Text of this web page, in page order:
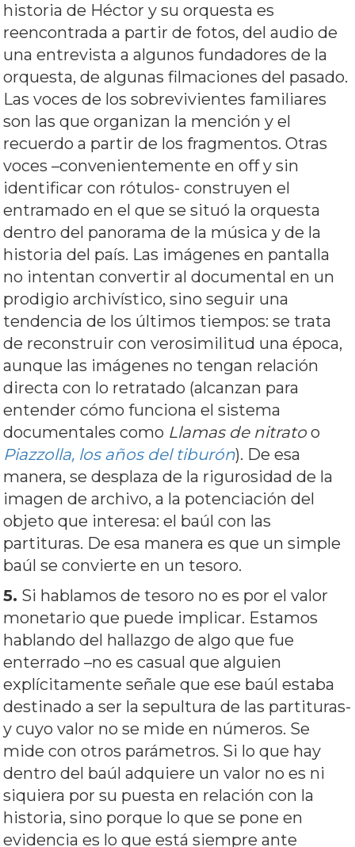
historia de Héctor y su orquesta es
reencontrada a partir de fotos, del audio de
una entrevista a algunos fundadores de la
orquesta, de algunas filmaciones del pasado.
Las voces de los sobrevivientes familiares
son las que organizan la mención y el
recuerdo a partir de los fragmentos. Otras
voces –convenientemente en off y sin
identificar con rótulos- construyen el
entramado en el que se situó la orquesta
dentro del panorama de la música y de la
historia del país. Las imágenes en pantalla
no intentan convertir al documental en un
prodigio archivístico, sino seguir una
tendencia de los últimos tiempos: se trata
de reconstruir con verosimilitud una época,
aunque las imágenes no tengan relación
directa con lo retratado (alcanzan para
entender cómo funciona el sistema
documentales como Llamas de nitrato o
Piazzolla, los años del tiburón). De esa
manera, se desplaza de la rigurosidad de la
imagen de archivo, a la potenciación del
objeto que interesa: el baúl con las
partituras. De esa manera es que un simple
baúl se convierte en un tesoro.
5. Si hablamos de tesoro no es por el valor
monetario que puede implicar. Estamos
hablando del hallazgo de algo que fue
enterrado –no es casual que alguien
explícitamente señale que ese baúl estaba
destinado a ser la sepultura de las partituras-
y cuyo valor no se mide en números. Se
mide con otros parámetros. Si lo que hay
dentro del baúl adquiere un valor no es ni
siquiera por su puesta en relación con la
historia, sino porque lo que se pone en
evidencia es lo que está siempre ante